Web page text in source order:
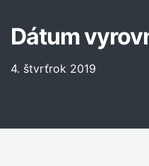
Dátum
4. štvrťrok 2019